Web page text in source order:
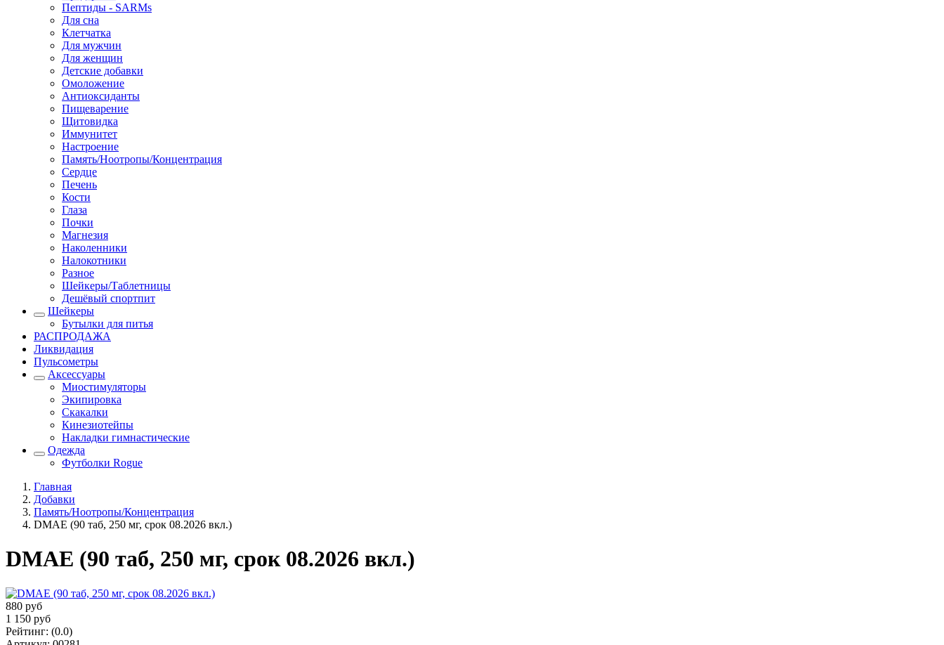
Пептиды - SARMs
Для сна
Клетчатка
Для мужчин
Для женщин
Детские добавки
Омоложение
Антиоксиданты
Пищеварение
Щитовидка
Иммунитет
Настроение
Память/Ноотропы/Концентрация
Сердце
Печень
Кости
Глаза
Почки
Магнезия
Наколенники
Налокотники
Разное
Шейкеры/Таблетницы
Дешёвый спортпит
Шейкеры
Бутылки для питья
РАСПРОДАЖА
Ликвидация
Пульсометры
Аксессуары
Миостимуляторы
Экипировка
Скакалки
Кинезиотейпы
Накладки гимнастические
Одежда
Футболки Rogue
Главная
Добавки
Память/Ноотропы/Концентрация
DMAE (90 таб, 250 мг, срок 08.2026 вкл.)
DMAE (90 таб, 250 мг, срок 08.2026 вкл.)
880 руб
1 150 руб
Рейтинг: (0.0)